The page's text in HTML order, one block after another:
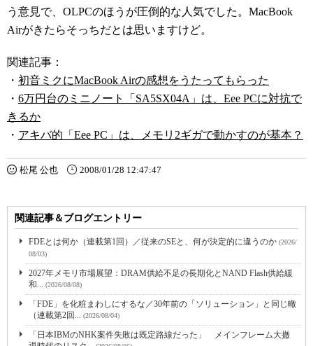
う意見で、OLPCのほうが圧倒的な人気でした。MacBook
Airがきたらそっちだとは思いますけど。
関連記事：
・ 初音ミクにMacBook Airの感想をうたってもらった
・ 6万円台のミニノート「SA5SX04A」は、Eee PCに対抗で
きるか
・ アキバ的「Eee PC」は、メモリ2ギガで動かすのが基本？
松尾 公也 2008/01/28 12:47:47
関連記事＆ブログエントリー
FDEとは何か（連載第1回）／従来のSEと、何が決定的に違うのか (2026/
08/03)
2027年メモリ市場展望：DRAM供給不足の長期化とNAND Flash供給緩
和... (2026/08/08)
「FDE」を化粧まわしにするな／30年前の「ソリューション」と同じ轍
（連載第2回... (2026/08/04)
「日本IBMのNHK案件失敗は既定路線だった」 メインフレーム大撤